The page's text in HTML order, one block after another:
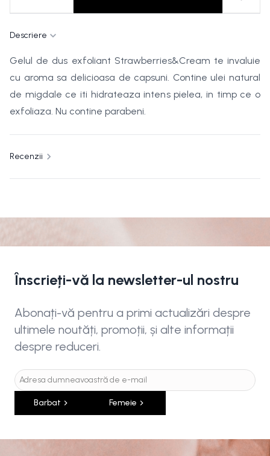
Descriere
Gelul de dus exfoliant Strawberries&Cream te invaluie
cu aroma sa delicioasa de capsuni. Contine ulei natural
de migdale ce iti hidrateaza intens pielea, in timp ce o
exfoliaza. Nu contine parabeni.
Recenzii
Înscrieți-vă la newsletter-ul nostru
Abonați-vă pentru a primi actualizări despre
ultimele noutăți, promoții, și alte informații
despre reduceri.
Barbat Femeie